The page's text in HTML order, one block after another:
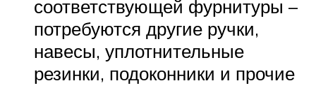
соответствующей фурнитуры –
потребуются другие ручки,
навесы, уплотнительные
резинки, подоконники и прочие